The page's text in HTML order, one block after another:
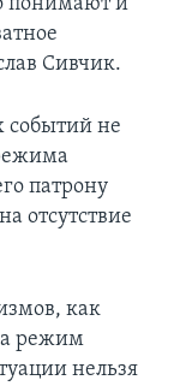
понимают и
Сивчик.
событий не
патрону
отсутствие
как
режим
нельзя